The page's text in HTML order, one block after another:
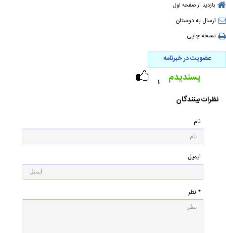
بازدید از صفحه اول
ارسال به دوستان
نسخه چاپی
عضویت در خبرنامه
۱ پسندیدم
نظرات بینندگان
نام
ایمیل
* نظر